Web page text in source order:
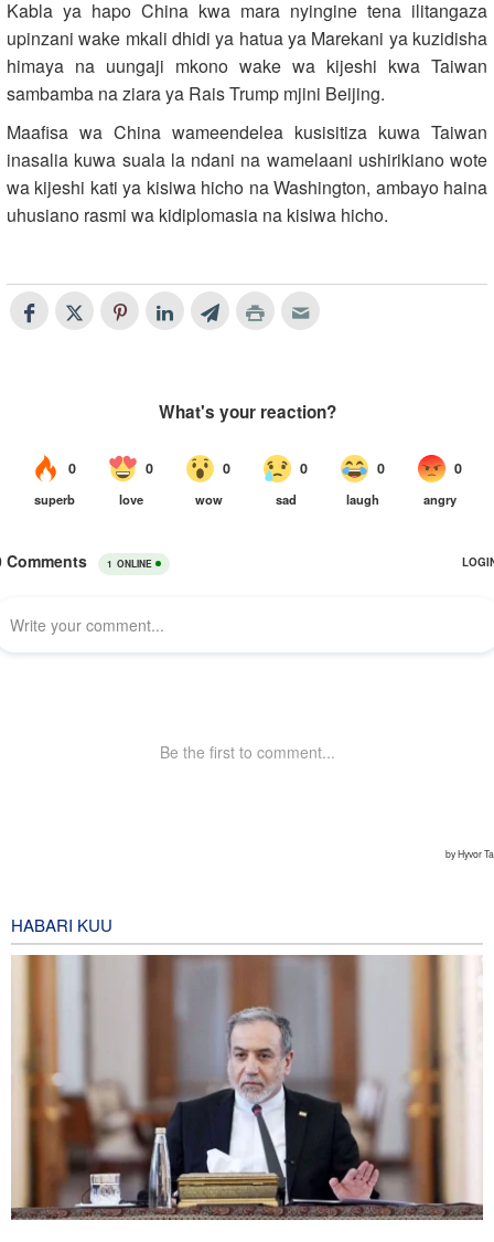
Kabla ya hapo China kwa mara nyingine tena ilitangaza
upinzani wake mkali dhidi ya hatua ya Marekani ya kuzidisha
himaya na uungaji mkono wake wa kijeshi kwa Taiwan
sambamba na ziara ya Rais Trump mjini Beijing.
Maafisa wa China wameendelea kusisitiza kuwa Taiwan
inasalia kuwa suala la ndani na wamelaani ushirikiano wote
wa kijeshi kati ya kisiwa hicho na Washington, ambayo haina
uhusiano rasmi wa kidiplomasia na kisiwa hicho.
HABARI KUU